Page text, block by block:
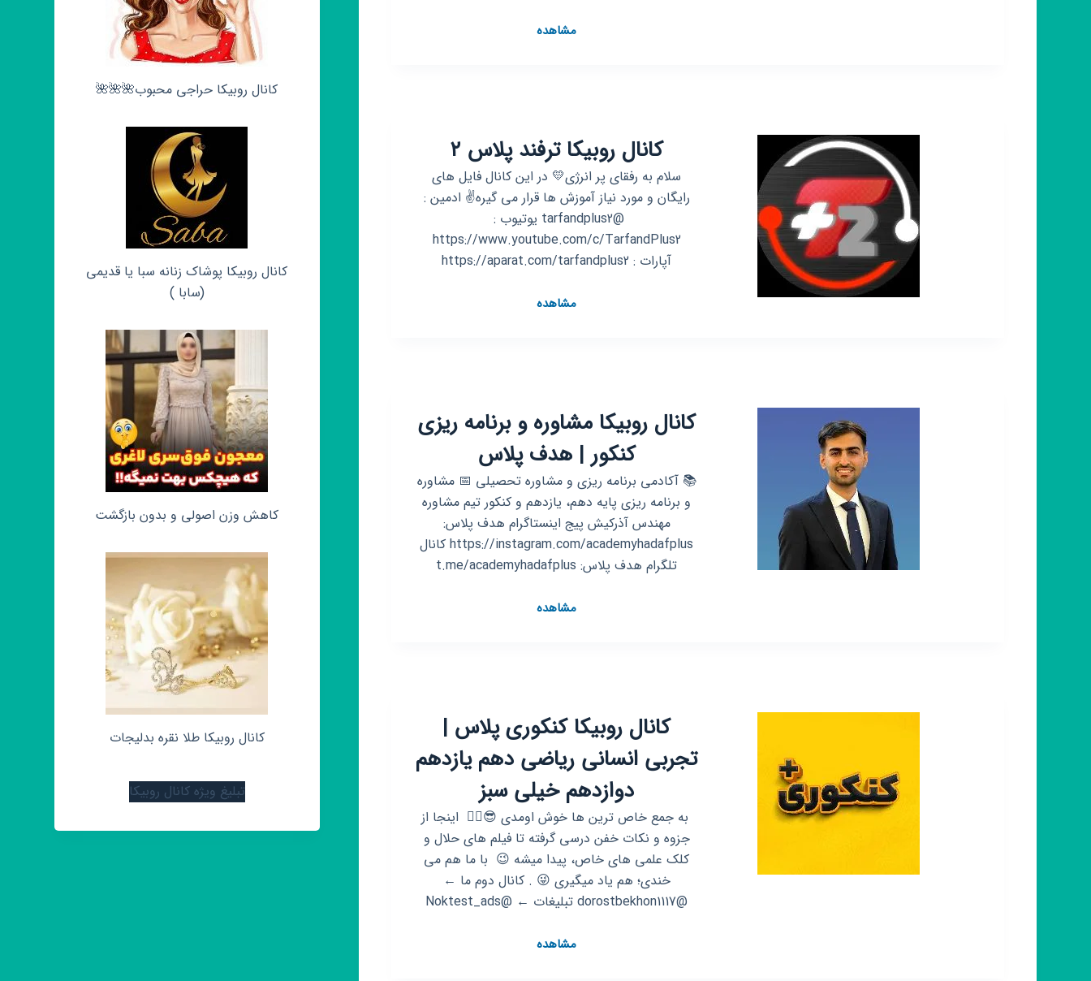
مشاهدهکانال
کانال روبیکا ترفند پلاس ۲
سلام به رفقای پر انرژی💛 در این کانال فایل های
رایگان و مورد نیاز آموزش ها قرار می گیره✌ ادمین :
@tarfandplus2 یوتیوب :
https://www.youtube.com/c/TarfandPlus2
آپارات : https://aparat.com/tarfandplus2
مشاهدهکانال
کانال روبیکا مشاوره و برنامه ریزی
کنکور | هدف پلاس
📚 آکادمی برنامه ریزی و مشاوره تحصیلی ‌📅 مشاوره
و برنامه ریزی پایه دهم، یازدهم و کنکور تیم مشاوره
مهندس آذرکیش پیج اینستاگرام هدف پلاس:
https://instagram.com/academyhadafplus کانال
تلگرام هدف پلاس: t.me/academyhadafplus
مشاهدهکانال
کنکور
|
هدف
پلاس
کانال روبیکا کنکوری پلاس |
تجربی انسانی ریاضی دهم یازدهم
دوازدهم خیلی سبز
‌ به جمع خاص ترین ها خوش اومدی 😎✌🏻 ‌‌ اینجا از
جزوه و نکات خفن درسی گرفته تا فیلم های حلال و
کلک علمی های خاص، پیدا میشه 😉 ‌ با ما هم می
خندی؛ هم یاد میگیری 😜 . کانال دوم ما ←
@dorostbekhon1117 تبلیغات ← @Noktest_ads
مشاهدهکانال
کانال روبیکا حراجی محبوب🌺🌺🌺
کانال روبیکا پوشاک زنانه سبا یا قدیمی
(سابا )
کاهش وزن اصولی و بدون بازگشت
کانال روبیکا طلا نقره بدلیجات
تبلیغ ویژه کانال روبیکا